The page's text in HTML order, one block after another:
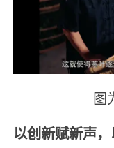
图
以创新赋新声